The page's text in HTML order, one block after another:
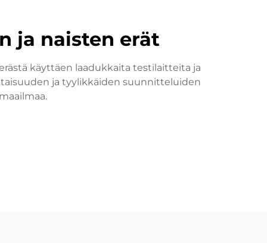
ja naisten erät
käyttäen laadukkaita testilaitteita ja
ja tyylikkäiden suunnitteluiden